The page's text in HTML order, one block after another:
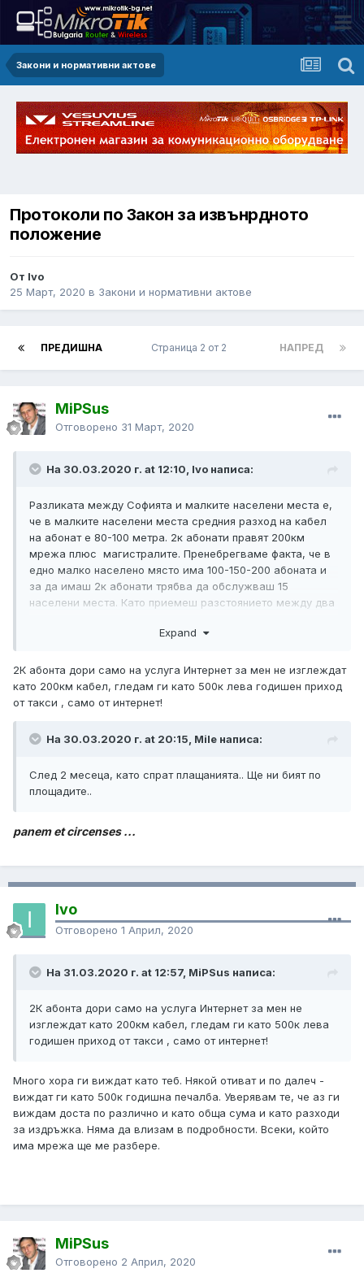
Закони и нормативни актове
Протоколи по Закон за извънрдното
положение
От Ivo
25 Март, 2020 в Закони и нормативни актове
ПРЕДИШНА НАПРЕД
Страница 2 от 2
MiPSus
Отговорено 31 Март, 2020
На 30.03.2020 г. at 12:10, Ivo написа:
Разликата между Софията и малките населени места е,
че в малките населени места средния разход на кабел
на абонат е 80-100 метра. 2к абонати правят 200км
мрежа плюс магистралите. Пренебрегваме факта, че в
едно малко населено място има 100-150-200 абоната и
за да имаш 2к абонати трябва да обслужваш 15
населени места. Като приемеш разстоянието между два
Expand
2К абонта дори само на услуга Интернет за мен не изглеждат
като 200км кабел, гледам ги като 500к лева годишен приход
от такси , само от интернет!
На 30.03.2020 г. at 20:15, Mile написа:
След 2 месеца, като спрат плащанията.. Ще ни бият по
площадите..
panem et circenses ...
Ivo
Отговорено 1 Април, 2020
На 31.03.2020 г. at 12:57, MiPSus написа:
2К абонта дори само на услуга Интернет за мен не
изглеждат като 200км кабел, гледам ги като 500к лева
годишен приход от такси , само от интернет!
Много хора ги виждат като теб. Някой отиват и по далеч -
виждат ги като 500к годишна печалба. Уверявам те, че аз ги
виждам доста по различно и като обща сума и като разходи
за издръжка. Няма да влизам в подробности. Всеки, който
има мрежа ще ме разбере.
MiPSus
Отговорено 2 Април, 2020